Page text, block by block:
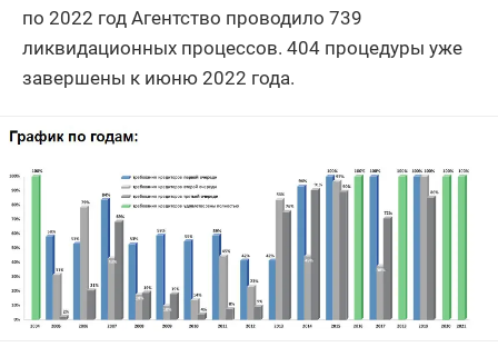
по 2022 год Агентство проводило 739
ликвидационных процессов. 404 процедуры уже
завершены к июню 2022 года.